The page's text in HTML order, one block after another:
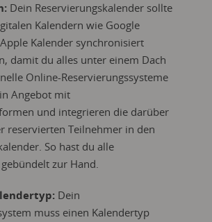
Dein Reservierungskalender sollte
Kalendern wie Google
Kalender synchronisiert
damit du alles unter einem Dach
Online-Reservierungssysteme
Angebot mit
und integrieren die darüber
reservierten Teilnehmer in den
So hast du alle
zur Hand.
Dein
muss einen Kalendertyp